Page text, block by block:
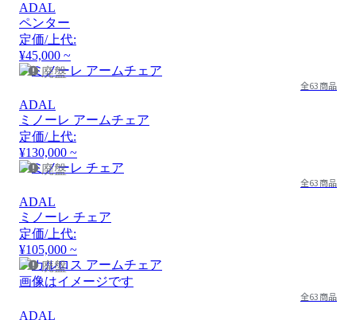
ADAL
ペンター
定価/上代:
¥45,000 ~
廃盤
全63商品
ADAL
ミノーレ アームチェア
定価/上代:
¥130,000 ~
廃盤
全63商品
ADAL
ミノーレ チェア
定価/上代:
¥105,000 ~
廃盤
画像はイメージです
全63商品
ADAL